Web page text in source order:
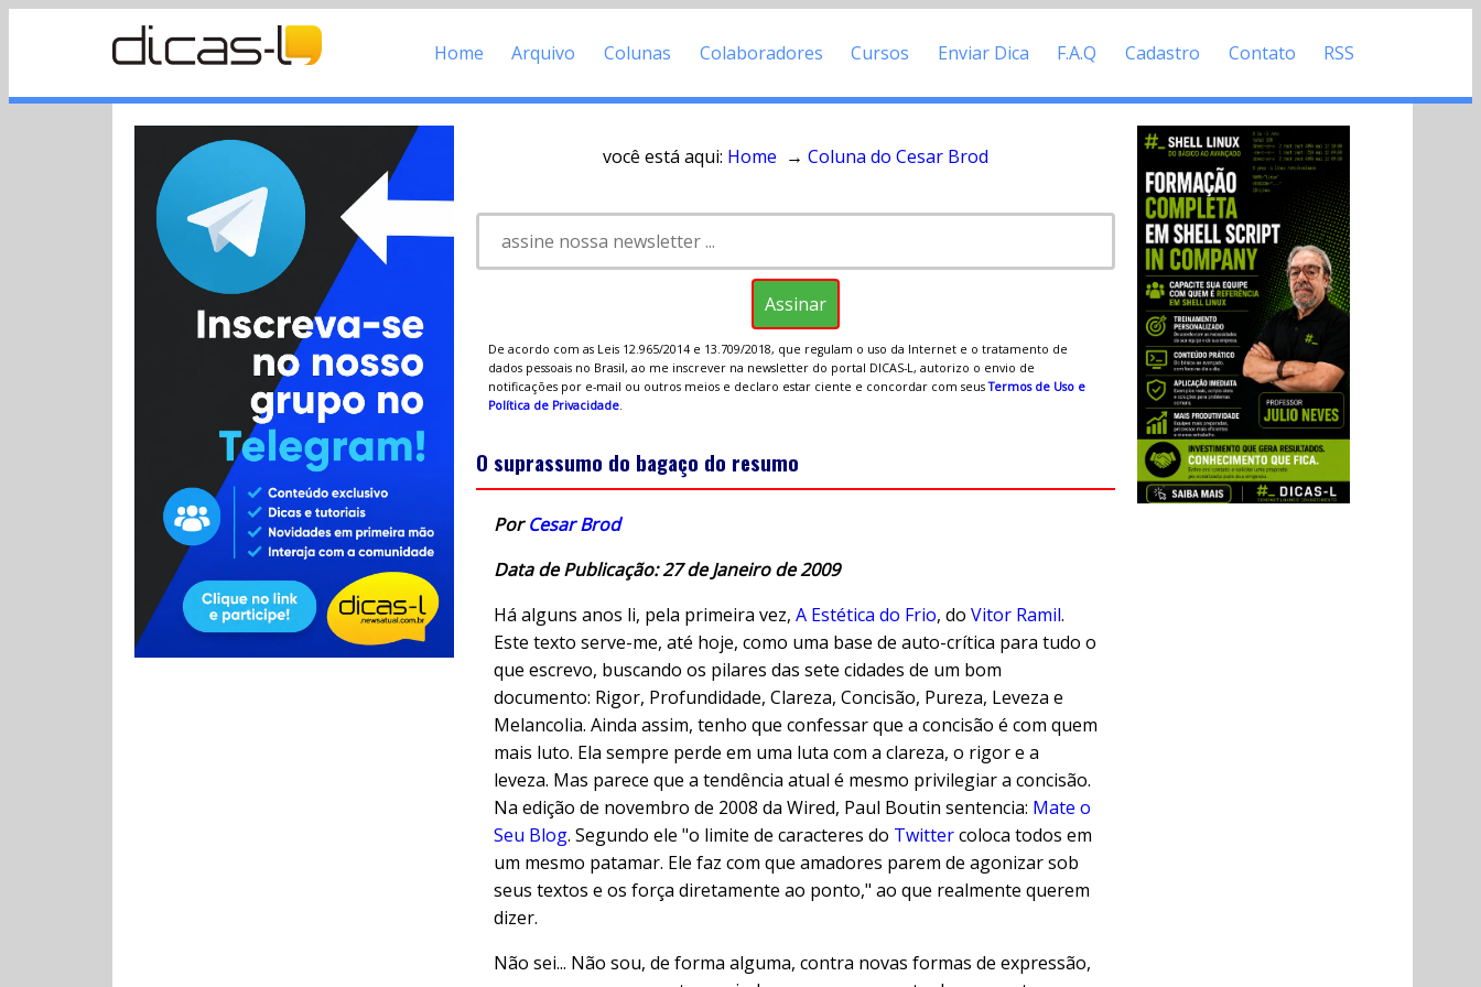
Home Arquivo Colunas Colaboradores Cursos Enviar Dica F.A.Q Cadastro Contato RSS
você está aqui: Home → Coluna do Cesar Brod
De acordo com as Leis 12.965/2014 e 13.709/2018, que regulam o uso da Internet e o tratamento de
dados pessoais no Brasil, ao me inscrever na newsletter do portal DICAS-L, autorizo o envio de
notificações por e-mail ou outros meios e declaro estar ciente e concordar com seusTermos de Uso e
Política de Privacidade.
O suprassumo do bagaço do resumo
PorCesar Brod
Data de Publicação: 27 de Janeiro de 2009
Há alguns anos li, pela primeira vez, A Estética do Frio, do Vitor Ramil.
Este texto serve-me, até hoje, como uma base de auto-crítica para tudo o
que escrevo, buscando os pilares das sete cidades de um bom
documento: Rigor, Profundidade, Clareza, Concisão, Pureza, Leveza e
Melancolia. Ainda assim, tenho que confessar que a concisão é com quem
mais luto. Ela sempre perde em uma luta com a clareza, o rigor e a
leveza. Mas parece que a tendência atual é mesmo privilegiar a concisão.
Na edição de novembro de 2008 da Wired, Paul Boutin sentencia: Mate o
Seu Blog. Segundo ele "o limite de caracteres do Twittercoloca todos em
um mesmo patamar. Ele faz com que amadores parem de agonizar sob
seus textos e os força diretamente ao ponto," ao que realmente querem
dizer.
Não sei... Não sou, de forma alguma, contra novas formas de expressão,